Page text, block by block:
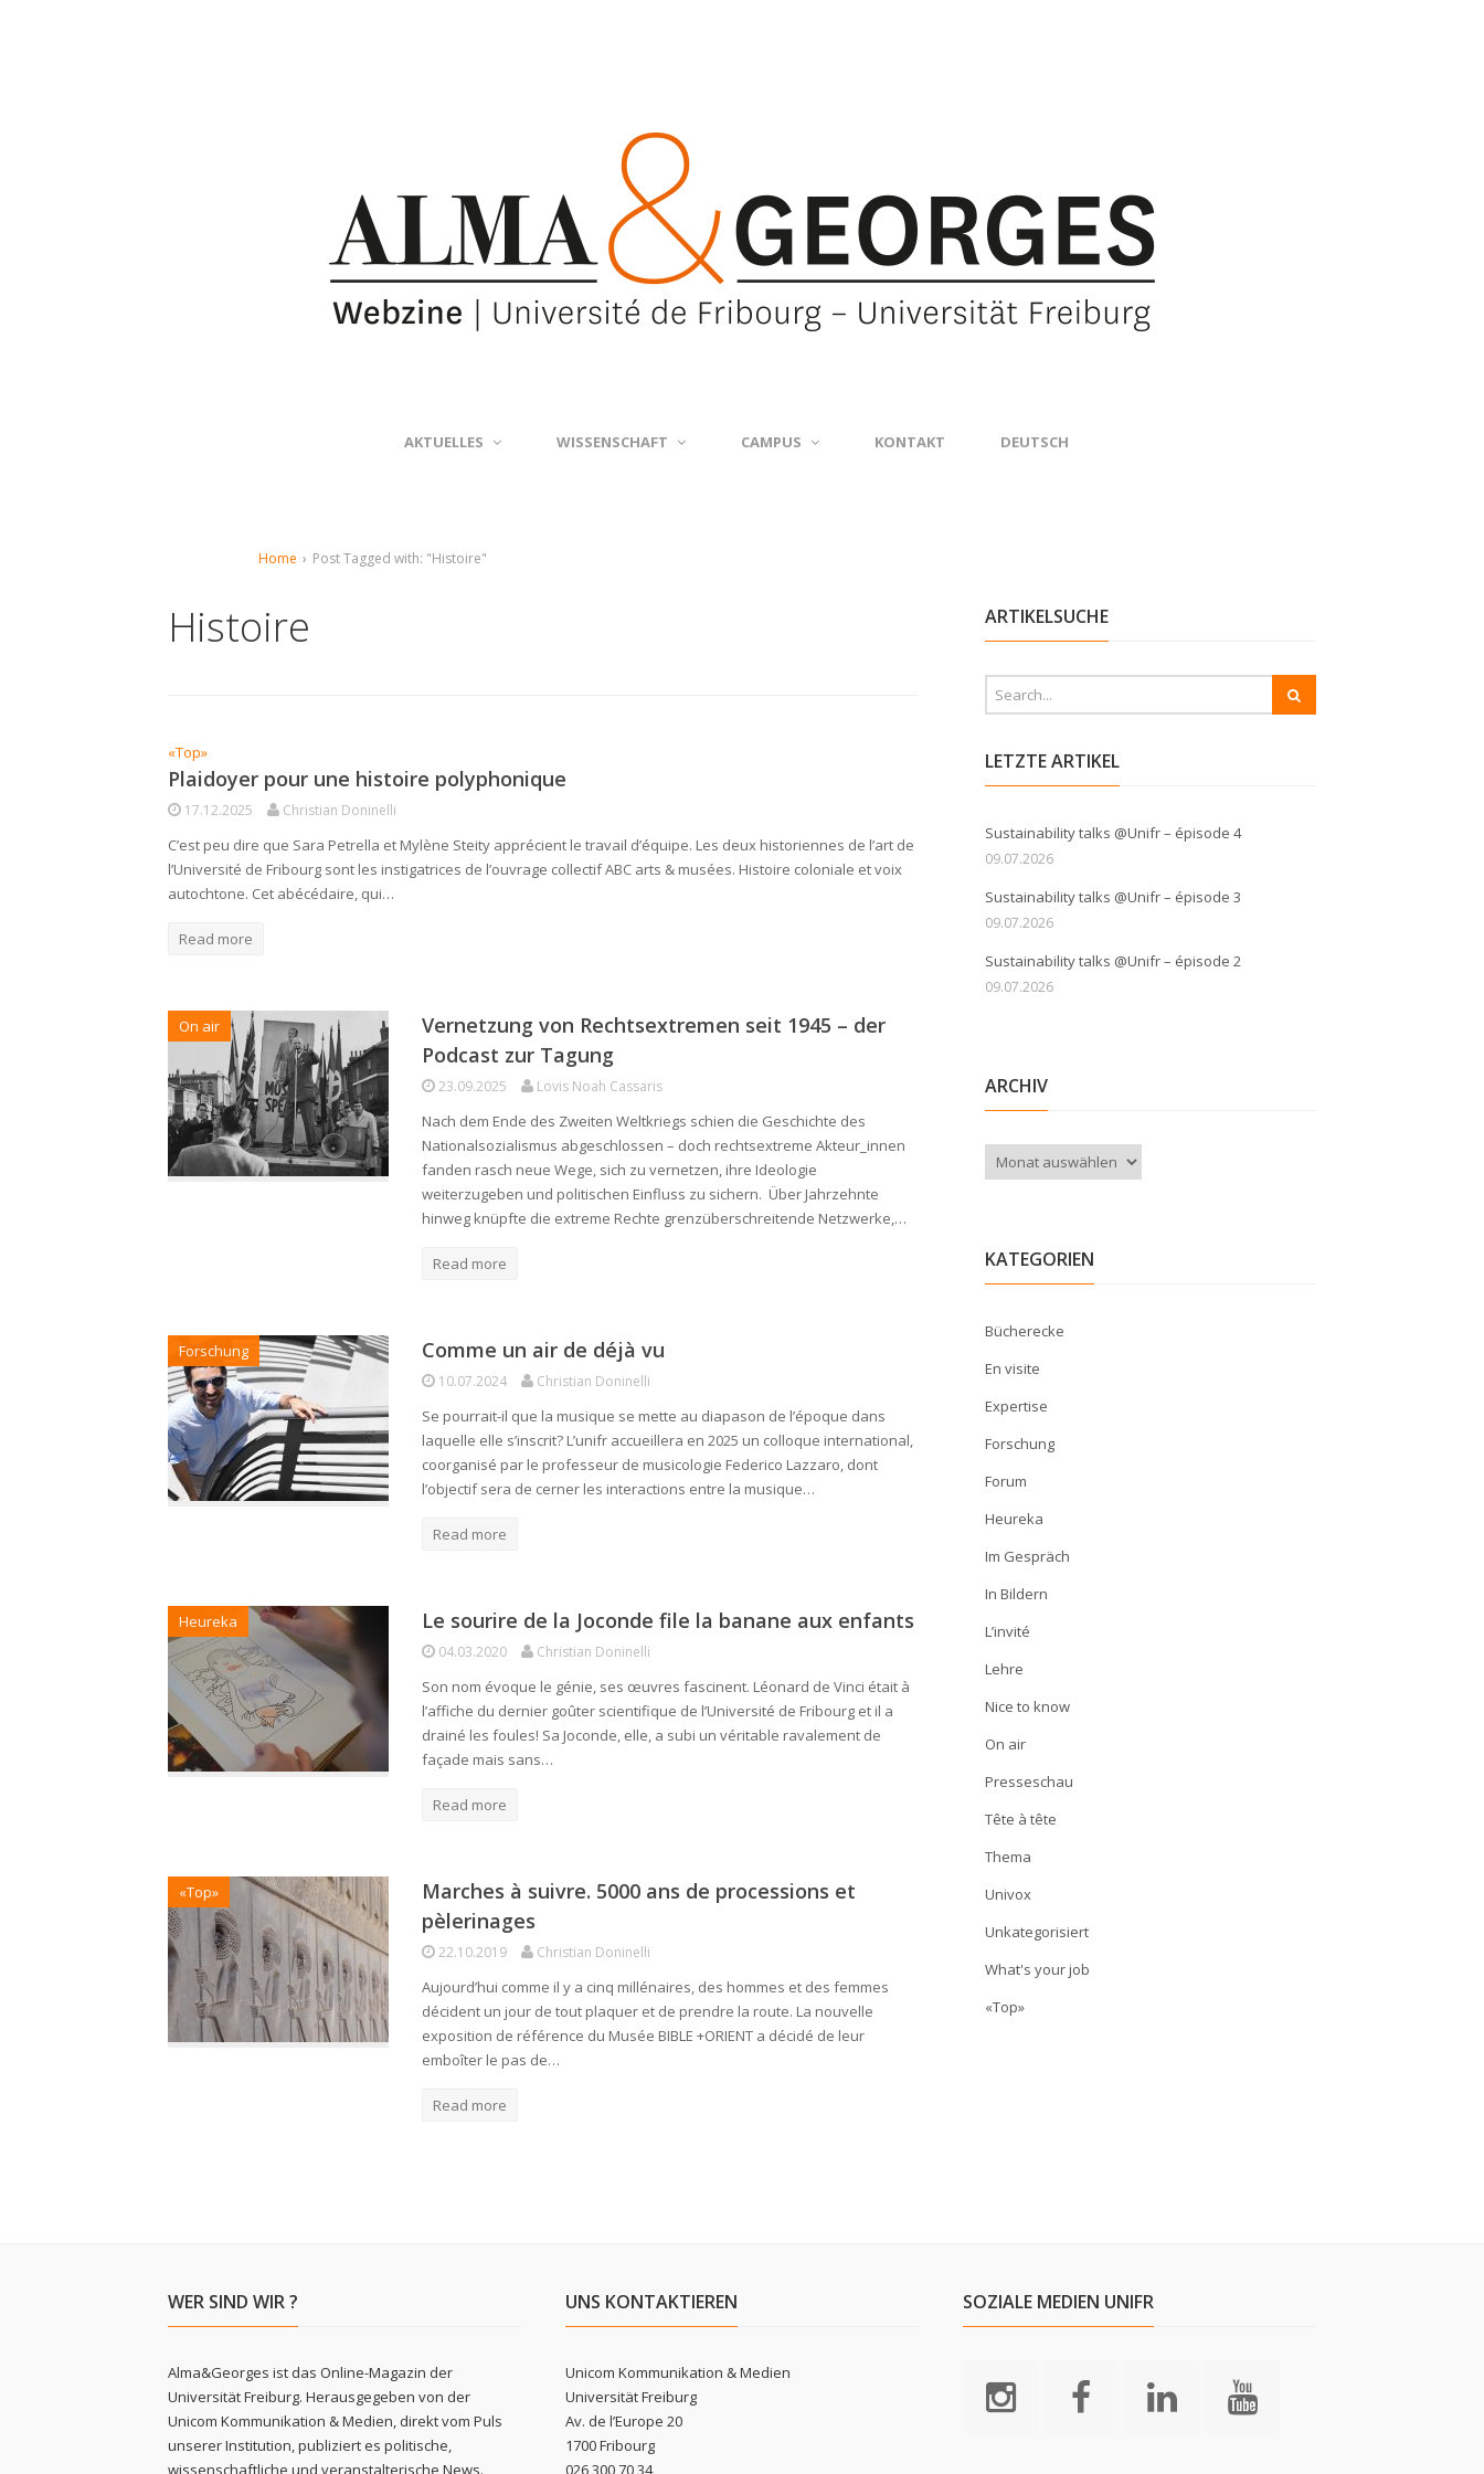
AKTUELLES WISSENSCHAFT CAMPUS KONTAKT DEUTSCH
Home › Post Tagged with: "Histoire"
Histoire
«Top»
Plaidoyer pour une histoire polyphonique
17.12.2025 Christian Doninelli
C’est peu dire que Sara Petrella et Mylène Steity apprécient le travail d’équipe. Les deux historiennes de l’art de
l’Université de Fribourg sont les instigatrices de l’ouvrage collectif ABC arts & musées. Histoire coloniale et voix
autochtone. Cet abécédaire, qui…
Read more
On air
Vernetzung von Rechtsextremen seit 1945 – der
Podcast zur Tagung
23.09.2025 Lovis Noah Cassaris
Nach dem Ende des Zweiten Weltkriegs schien die Geschichte des
Nationalsozialismus abgeschlossen – doch rechtsextreme Akteur_innen
fanden rasch neue Wege, sich zu vernetzen, ihre Ideologie
weiterzugeben und politischen Einfluss zu sichern. Über Jahrzehnte
hinweg knüpfte die extreme Rechte grenzüberschreitende Netzwerke,…
Read more
Forschung Comme un air de déjà vu
10.07.2024 Christian Doninelli
Se pourrait-il que la musique se mette au diapason de l’époque dans
laquelle elle s’inscrit? L’unifr accueillera en 2025 un colloque international,
coorganisé par le professeur de musicologie Federico Lazzaro, dont
l’objectif sera de cerner les interactions entre la musique…
Read more
Heureka Le sourire de la Joconde file la banane aux enfants
04.03.2020 Christian Doninelli
Son nom évoque le génie, ses œuvres fascinent. Léonard de Vinci était à
l’affiche du dernier goûter scientifique de l’Université de Fribourg et il a
drainé les foules! Sa Joconde, elle, a subi un véritable ravalement de
façade mais sans…
Read more
«Top»
Marches à suivre. 5000 ans de processions et
pèlerinages
22.10.2019 Christian Doninelli
Aujourd’hui comme il y a cinq millénaires, des hommes et des femmes
décident un jour de tout plaquer et de prendre la route. La nouvelle
exposition de référence du Musée BIBLE +ORIENT a décidé de leur
emboîter le pas de…
Read more
ARTIKELSUCHE
LETZTE ARTIKEL
Sustainability talks @Unifr – épisode 4
09.07.2026
Sustainability talks @Unifr – épisode 3
09.07.2026
Sustainability talks @Unifr – épisode 2
09.07.2026
ARCHIV
Archiv
KATEGORIEN
Bücherecke
En visite
Expertise
Forschung
Forum
Heureka
Im Gespräch
In Bildern
L’invité
Lehre
Nice to know
On air
Presseschau
Tête à tête
Thema
Univox
Unkategorisiert
What's your job
«Top»
WER SIND WIR ?
Alma&Georges ist das Online-Magazin der
Universität Freiburg. Herausgegeben von der
Unicom Kommunikation & Medien, direkt vom Puls
unserer Institution, publiziert es politische,
wissenschaftliche und veranstalterische News.
UNS KONTAKTIEREN
Unicom Kommunikation & Medien
Universität Freiburg
Av. de l’Europe 20
1700 Fribourg
026 300 70 34
SOZIALE MEDIEN UNIFR